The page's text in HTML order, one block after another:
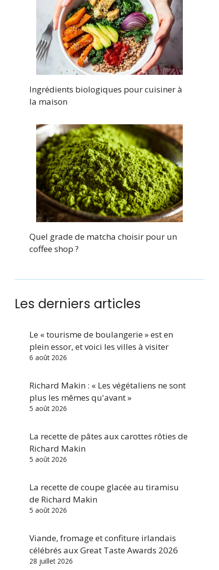
Ingrédients biologiques pour cuisiner à
la maison
Quel grade de matcha choisir pour un
coffee shop ?
Les derniers articles
Le « tourisme de boulangerie » est en
plein essor, et voici les villes à visiter
6 août 2026
Richard Makin : « Les végétaliens ne sont
plus les mêmes qu'avant »
5 août 2026
La recette de pâtes aux carottes rôties de
Richard Makin
5 août 2026
La recette de coupe glacée au tiramisu
de Richard Makin
5 août 2026
Viande, fromage et confiture irlandais
célébrés aux Great Taste Awards 2026
28 juillet 2026